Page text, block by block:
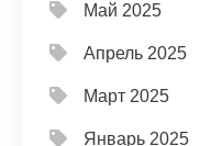
Май 2025
Апрель 2025
Март 2025
Январь 2025